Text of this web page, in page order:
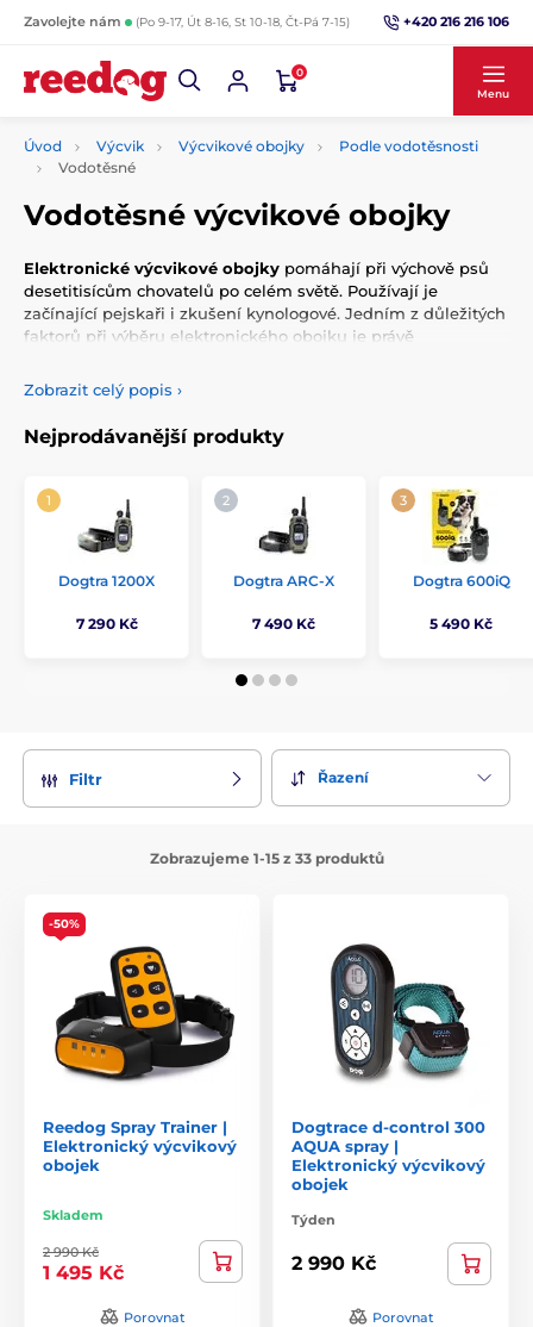
Zavolejte nám (Po 9-17, Út 8-16, St 10-18, Čt-Pá 7-15) +420 216 216 106
0
Menu
Úvod Výcvik Výcvikové obojky
Podle vodotěsnosti
Vodotěsné
Vodotěsné výcvikové obojky
Elektronické výcvikové obojky pomáhají při výchově psů
desetitisícům chovatelů po celém světě. Používají je
začínající pejskaři i zkušení kynologové. Jedním z důležitých
faktorů při výběru elektronického obojku je právě
plemená psů, které mají rádi vodu a jsou s ní často v
kontaktu. Nevadí jím ani ponoření do vody.
Zobrazit celý popis ›
Nejprodávanější produkty
Dogtra 1200X
7 290 Kč
Dogtra ARC-X
7 490 Kč
Dogtra 600iQ
5 490 Kč
Filtr Řazení
Zobrazujeme 1-15 z 33 produktů
-50%
Reedog Spray Trainer |
Elektronický výcvikový
obojek
Skladem
2 990 Kč
1 495 Kč
Porovnat
Dogtrace d-control 300
AQUA spray |
Elektronický výcvikový
obojek
Týden
2 990 Kč
Porovnat